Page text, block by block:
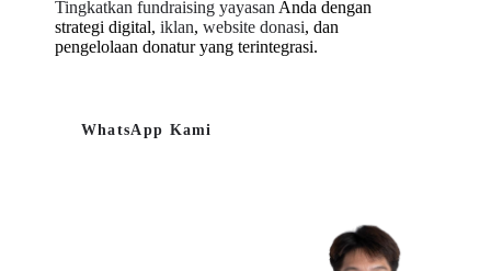
Tingkatkan fundraising yayasan Anda dengan
strategi digital, iklan, website donasi, dan
pengelolaan donatur yang terintegrasi.
WhatsApp Kami